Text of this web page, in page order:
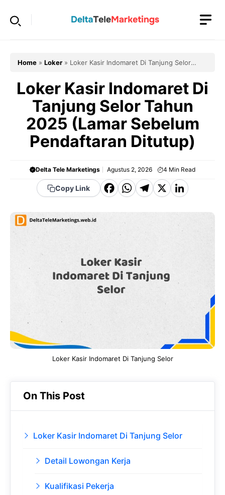
Home » Loker » Loker Kasir Indomaret Di Tanjung Selor
Loker Kasir Indomaret Di
Tanjung Selor Tahun
2025 (Lamar Sebelum
Pendaftaran Ditutup)
Delta Tele Marketings Agustus 2, 2026 4 Min Read
Copy Link
F
e
o
o
W
a
t
s
A
p
T
g
a
m
X Li
k
e
Loker Kasir Indomaret Di Tanjung Selor
On This Post
Loker Kasir Indomaret Di Tanjung Selor
Detail Lowongan Kerja
Kualifikasi Pekerja